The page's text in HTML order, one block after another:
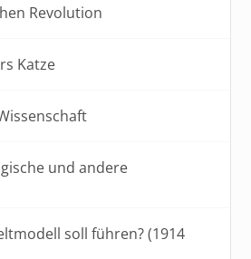
Revolution
Katze
und andere
soll führen? (1914